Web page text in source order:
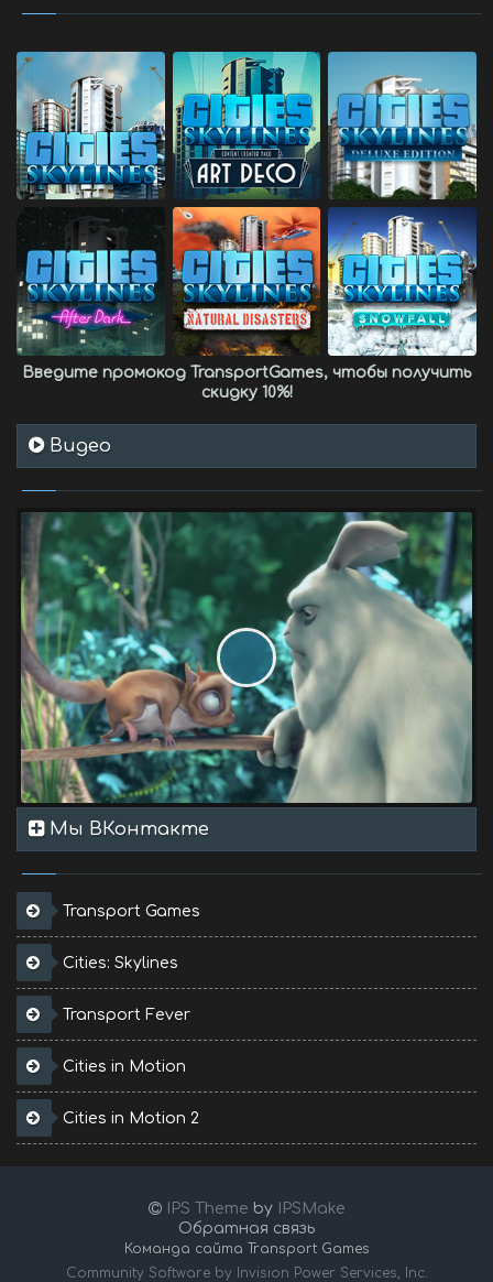
Введите промокод TransportGames, чтобы получить
скидку 10%!
Видео
Мы ВКонтакте
Transport Games
Cities: Skylines
Transport Fever
Cities in Motion
Cities in Motion 2
IPS Theme by
IPSMake
Обратная связь
Команда сайта Transport Games
Community Software by Invision Power Services, Inc.